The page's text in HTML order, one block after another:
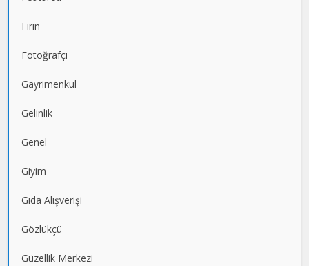
Fırın
Fotoğrafçı
Gayrimenkul
Gelinlik
Genel
Giyim
Gıda Alışverişi
Gözlükçü
Güzellik Merkezi